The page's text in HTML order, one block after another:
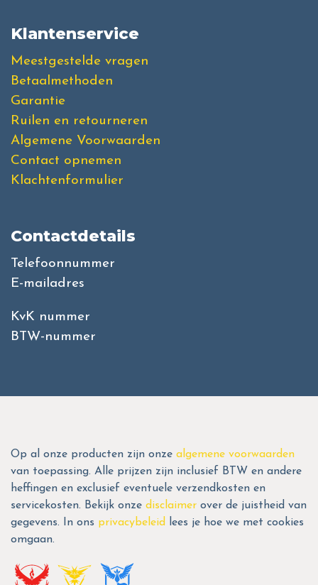
Klantenservice
Meestgestelde vragen
Betaalmethoden
Garantie
Ruilen en retourneren
Algemene Voorwaarden
Contact opnemen
Klachtenformulier
Contactdetails
Telefoonnummer
E-mailadres
KvK nummer
BTW-nummer
Op al onze producten zijn onze algemene voorwaarden
van toepassing. Alle prijzen zijn inclusief BTW en andere
heffingen en exclusief eventuele verzendkosten en
servicekosten. Bekijk onze disclaimer over de juistheid van
gegevens. In ons privacybeleid
lees je hoe we met cookies
omgaan.